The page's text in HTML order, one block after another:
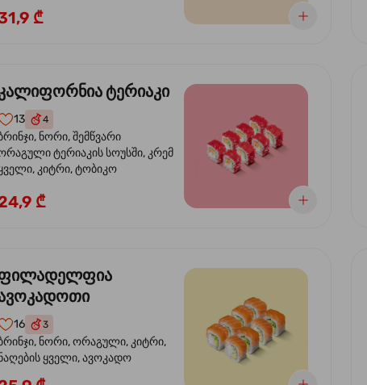
₾
ტერიაკი
13 4
ნორი, შემწვარი
ტერიაკის სოუსში, კრემ
კიტრი, ტობიკო
₾
16 3
ნორი, ორაგული, კიტრი,
ყველი, ავოკადო